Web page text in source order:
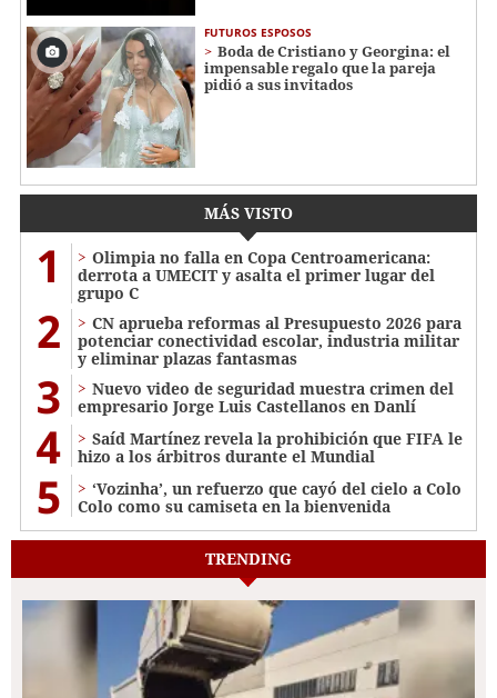
FUTUROS ESPOSOS
Boda de Cristiano y Georgina: el
impensable regalo que la pareja
pidió a sus invitados
MÁS VISTO
1
Olimpia no falla en Copa Centroamericana:
derrota a UMECIT y asalta el primer lugar del
grupo C
2
CN aprueba reformas al Presupuesto 2026 para
potenciar conectividad escolar, industria militar
y eliminar plazas fantasmas
3
Nuevo video de seguridad muestra crimen del
empresario Jorge Luis Castellanos en Danlí
4
Saíd Martínez revela la prohibición que FIFA le
hizo a los árbitros durante el Mundial
5
‘Vozinha’, un refuerzo que cayó del cielo a Colo
Colo como su camiseta en la bienvenida
TRENDING